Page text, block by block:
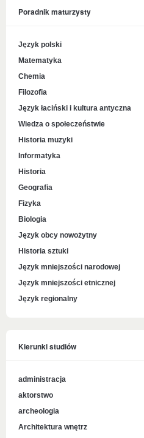
Poradnik maturzysty
Język polski
Matematyka
Chemia
Filozofia
Język łaciński i kultura antyczna
Wiedza o społeczeństwie
Historia muzyki
Informatyka
Historia
Geografia
Fizyka
Biologia
Język obcy nowożytny
Historia sztuki
Język mniejszości narodowej
Język mniejszości etnicznej
Język regionalny
Kierunki studiów
administracja
aktorstwo
archeologia
Architektura wnętrz